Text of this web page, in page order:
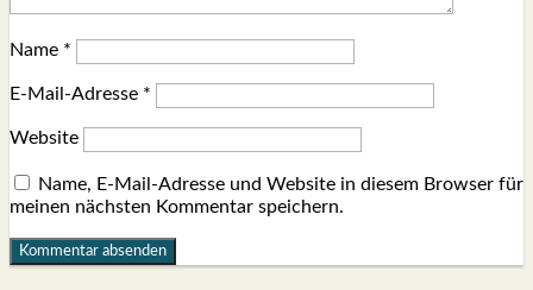
Name *
E-Mail-Adresse *
Website
Name, E-Mail-Adresse und Website in diesem Browser für
meinen nächsten Kommentar speichern.